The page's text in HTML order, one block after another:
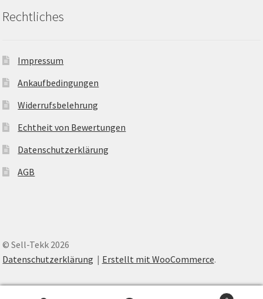
Rechtliches
Impressum
Ankaufbedingungen
Widerrufsbelehrung
Echtheit von Bewertungen
Datenschutzerklärung
AGB
© Sell-Tekk 2026
Datenschutzerklärung
Erstellt mit WooCommerce.